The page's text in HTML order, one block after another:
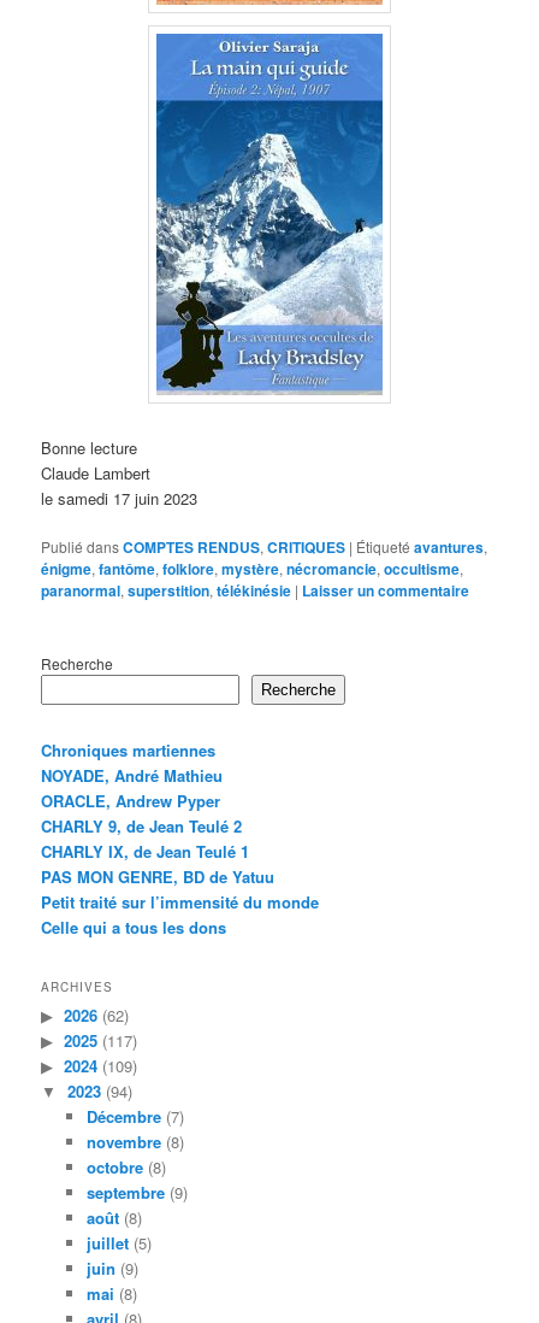
Bonne lecture
Claude Lambert
le samedi 17 juin 2023
Publié dansCOMPTES RENDUS,CRITIQUES | Étiqueté avantures,
énigme,fantôme,folklore,mystère,nécromancie,occultisme,
paranormal,superstition,télékinésie | Laisser un commentaire
Recherche
Recherche
Chroniques martiennes
NOYADE, André Mathieu
ORACLE, Andrew Pyper
CHARLY 9, de Jean Teulé 2
CHARLY IX, de Jean Teulé 1
PAS MON GENRE, BD de Yatuu
Petit traité sur l’immensité du monde
Celle qui a tous les dons
ARCHIVES
2026 (62)
2025 (117)
2024 (109)
2023 (94)
Décembre(7)
novembre(8)
octobre(8)
septembre(9)
août(8)
juillet(5)
juin (9)
mai (8)